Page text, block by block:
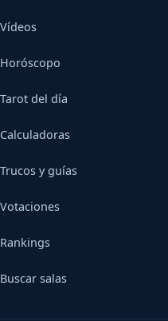
Vídeos
Horóscopo
Tarot del día
Calculadoras
Trucos y guías
Votaciones
Rankings
Buscar salas